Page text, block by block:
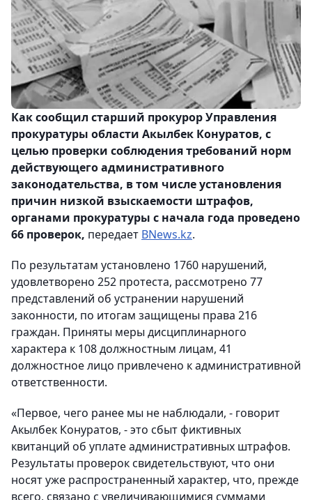
Как сообщил старший прокурор Управления
прокуратуры области Акылбек Конуратов, с
целью проверки соблюдения требований норм
действующего административного
законодательства, в том числе установления
причин низкой взыскаемости штрафов,
органами прокуратуры с начала года проведено
66 проверок, передает BNews.kz.
По результатам установлено 1760 нарушений,
удовлетворено 252 протеста, рассмотрено 77
представлений об устранении нарушений
законности, по итогам защищены права 216
граждан. Приняты меры дисциплинарного
характера к 108 должностным лицам, 41
должностное лицо привлечено к административной
ответственности.
«Первое, чего ранее мы не наблюдали, - говорит
Акылбек Конуратов, - это сбыт фиктивных
квитанций об уплате административных штрафов.
Результаты проверок свидетельствуют, что они
носят уже распространенный характер, что, прежде
всего, связано с увеличивающимися суммами